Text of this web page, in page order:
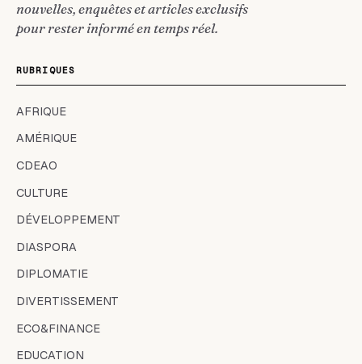
nouvelles, enquêtes et articles exclusifs
pour rester informé en temps réel.
RUBRIQUES
AFRIQUE
AMÉRIQUE
CDEAO
CULTURE
DÉVELOPPEMENT
DIASPORA
DIPLOMATIE
DIVERTISSEMENT
ECO&FINANCE
EDUCATION